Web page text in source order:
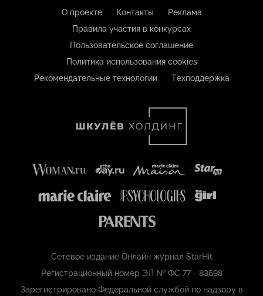
О проекте Контакты
Реклама
Правила участия в конкурсах
Пользовательское соглашение
Политика использования cookies
Рекомендательные технологии
Техподдержка
Сетевое издание Онлайн журнал StarHit
Регистрационный номер ЭЛ № ФС 77 - 83698
Зарегистрировано Федеральной службой по надзору в